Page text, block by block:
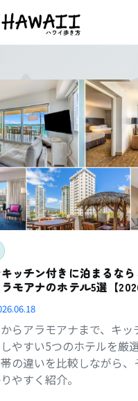
ッチン付きに泊まるなら
モアナのホテル5選【
らアラモアナまで、キッ
やすい5つのホテルを厳
の違いを比較しながら、
やすく紹介。